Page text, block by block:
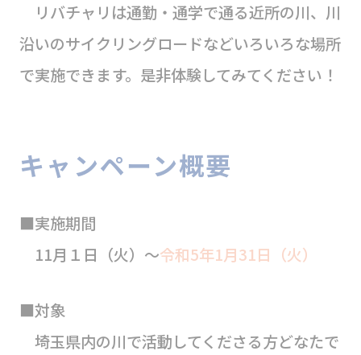
リバチャリは通勤・通学で通る近所の川、川
沿いのサイクリングロードなどいろいろな場所
で実施できます。是非体験してみてください！
キャンペーン概要
■実施期間
11月１日（火）～令和5年1月31日（火）
■対象
埼玉県内の川で活動してくださる方どなたで